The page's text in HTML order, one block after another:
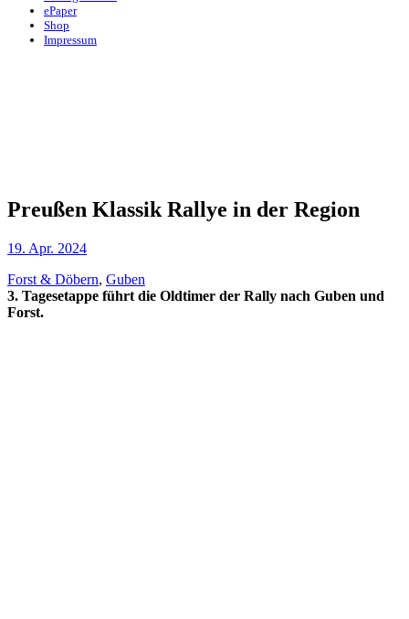
ePaper
Shop
Impressum
Preußen Klassik Rallye in der Region
19. Apr. 2024
Forst & Döbern, Guben
3. Tagesetappe führt die Oldtimer der Rally nach Guben und
Forst.